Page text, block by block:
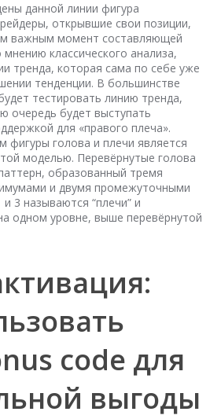
данной линии фигура
открывшие свои позиции,
важным момент составляющей
классического анализа,
тренда, которая сама по себе уже
тенденции. В большинстве
тестировать линию тренда,
очередь будет выступать
для «правого плеча».
фигуры голова и плечи является
моделью. Перевёрнутые голова
образованный тремя
и двумя промежуточными
3 называются “плечи” и
одном уровне, выше перевёрнутой
code для
выгоды